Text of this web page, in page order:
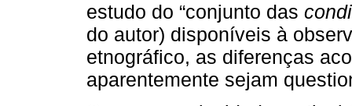
estudo do “conjunto das
do autor) disponíveis à
etnográfico, as diferenças
aparentemente sejam